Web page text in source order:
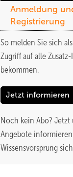
Anmeldung
Registrierung
So melden Sie sich
Zugriff auf alle
bekommen.
Jetzt informieren
Noch kein Abo? Jetzt
Angebote
Wissensvorsprung